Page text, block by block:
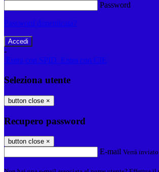
Password
Password dimenticata?
-
Entra con SPID
Entra con CIE
Seleziona utente
button close ×
Recupero password
button close ×
E-mail Verrà